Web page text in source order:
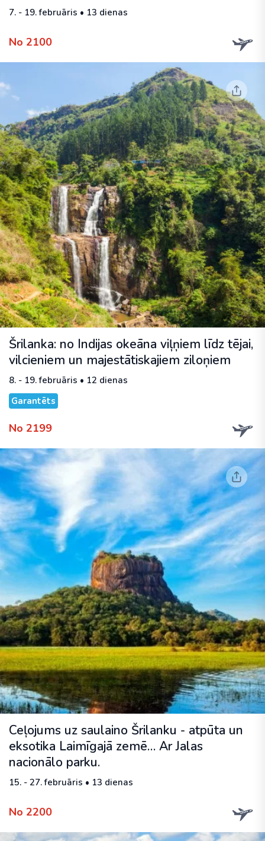
7. - 19. februāris • 13 dienas
No 2100
Šrilanka: no Indijas okeāna viļņiem līdz tējai,
vilcieniem un majestātiskajiem ziloņiem
8. - 19. februāris • 12 dienas
Garantēts
No 2199
Ceļojums uz saulaino Šrilanku - atpūta un
eksotika Laimīgajā zemē… Ar Jalas
nacionālo parku.
15. - 27. februāris • 13 dienas
No 2200